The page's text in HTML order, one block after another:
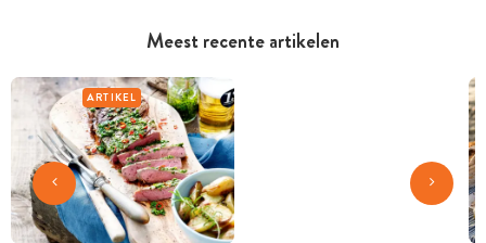
Meest recente artikelen
ARTIKEL